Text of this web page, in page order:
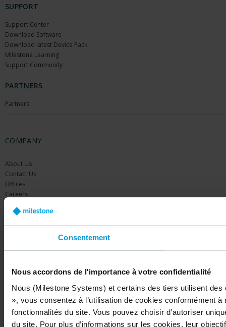
Consentement
Nous accordons de l'importance à votre confidentialité
Nous (Milestone Systems) et certains des tiers utilisent
», vous consentez à l’utilisation de cookies conformément
fonctionnalités du site. Vous pouvez choisir d’autoriser
du site. Pour plus d’informations sur les cookies, leur
SUPPORT
Support Center
Download Software
Download latest Device Pack
Milestone Learning
Support Community
PARTNERS
Partners
COMPANY
About Us
Contact Us
Offices
Careers
Copyright © 2026 Milestone Systems A/S. All rights reserved.